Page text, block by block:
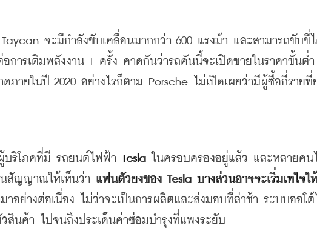
Taycan จะมีกำลังขับเคลื่อนมากกว่า 600 แรงม้า และสามารถขับขี่
อการเติมพลังงาน 1 ครั้ง คาดกันว่ารถคันนี้จะเปิดขายในราคาขั้นต่ำ
ดภายในปี 2020 อย่างไรก็ตาม Porsche
ไม่เปิดเผยว่ามีผู้ซื้อกี่รายที่
บริโภคที่มี รถยนต์ไฟฟ้า Tesla ในครอบครองอยู่แล้ว
และหลายคน
นสัญญาณให้เห็นว่า แฟนตัวยงของ Tesla บางส่วนอาจจะเริ่มเทใจให้
อย่างต่อเนื่อง ไม่ว่าจะเป็นการผลิตและส่งมอบที่ล่าช้า ระบบออโต้
สินค้า ไปจนถึงประเด็นค่าซ่อมบำรุงที่แพงระยับ